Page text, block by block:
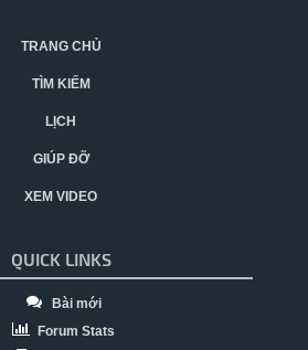
TRANG CHỦ
TÌM KIẾM
LỊCH
GIÚP ĐỠ
XEM VIDEO
QUICK LINKS
Bài mới
Forum Stats